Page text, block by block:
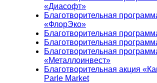
«Диасофт»
Благотворительная
«ФлорЭко»
Благотворительная
Благотворительная
Благотворительная
«Металлоинвест»
Благотворительная акция
Parle Market